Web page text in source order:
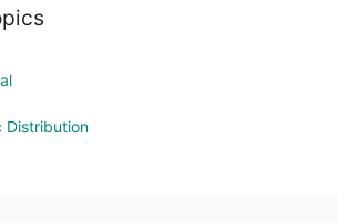
Distribution